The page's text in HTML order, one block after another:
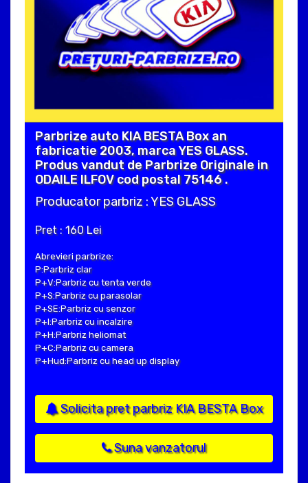
Parbrize auto KIA BESTA Box an
fabricatie 2003, marca YES GLASS.
Produs vandut de Parbrize Originale in
ODAILE ILFOV cod postal 75146 .
Producator parbriz : YES GLASS
Pret : 160 Lei
Abrevieri parbrize:
P:Parbriz clar
P+V:Parbriz cu tenta verde
P+S:Parbriz cu parasolar
P+SE:Parbriz cu senzor
P+I:Parbriz cu incalzire
P+H:Parbriz heliomat
P+C:Parbriz cu camera
P+Hud:Parbriz cu head up display
Solicita pret parbriz KIA BESTA Box
Suna vanzatorul